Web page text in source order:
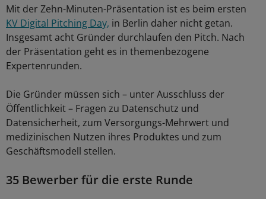
Mit der Zehn-Minuten-Präsentation ist es beim ersten
KV Digital Pitching Day, in Berlin daher nicht getan.
Insgesamt acht Gründer durchlaufen den Pitch. Nach
der Präsentation geht es in themenbezogene
Expertenrunden.
Die Gründer müssen sich – unter Ausschluss der
Öffentlichkeit – Fragen zu Datenschutz und
Datensicherheit, zum Versorgungs-Mehrwert und
medizinischen Nutzen ihres Produktes und zum
Geschäftsmodell stellen.
35 Bewerber für die erste Runde